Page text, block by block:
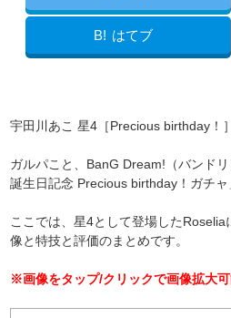
B! はてブ
宇田川あこ 星4［Precious birthday！
ガルパこと、BanG Dream!（バンド
誕生日記念 Precious birthday！ガチャ
ここでは、星4として登場したRoselia
像と特技と評価のまとめです。
※画像をタップ/クリックで画像拡大